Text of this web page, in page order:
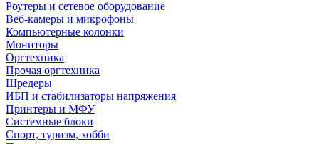
Роутеры и сетевое оборудование
Веб-камеры и микрофоны
Компьютерные колонки
Мониторы
Оргтехника
Прочая оргтехника
Шредеры
ИБП и стабилизаторы напряжения
Принтеры и МФУ
Системные блоки
Спорт, туризм, хобби